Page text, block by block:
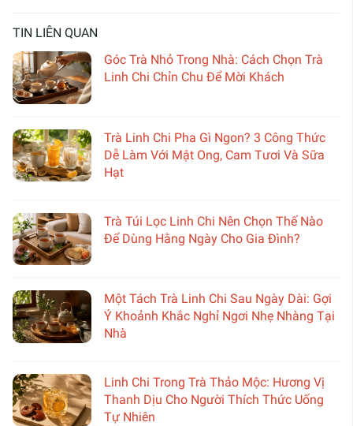
TIN LIÊN QUAN
Góc Trà Nhỏ Trong Nhà: Cách Chọn Trà
Linh Chi Chỉn Chu Để Mời Khách
Trà Linh Chi Pha Gì Ngon? 3 Công Thức
Dễ Làm Với Mật Ong, Cam Tươi Và Sữa
Hạt
Trà Túi Lọc Linh Chi Nên Chọn Thế Nào
Để Dùng Hằng Ngày Cho Gia Đình?
Một Tách Trà Linh Chi Sau Ngày Dài: Gợi
Ý Khoảnh Khắc Nghỉ Ngơi Nhẹ Nhàng Tại
Nhà
Linh Chi Trong Trà Thảo Mộc: Hương Vị
Thanh Dịu Cho Người Thích Thức Uống
Tự Nhiên